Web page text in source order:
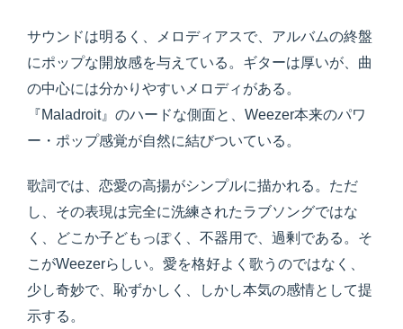
サウンドは明るく、メロディアスで、アルバムの終盤
にポップな開放感を与えている。ギターは厚いが、曲
の中心には分かりやすいメロディがある。
『Maladroit』のハードな側面と、Weezer本来のパワ
ー・ポップ感覚が自然に結びついている。
歌詞では、恋愛の高揚がシンプルに描かれる。ただ
し、その表現は完全に洗練されたラブソングではな
く、どこか子どもっぽく、不器用で、過剰である。そ
こがWeezerらしい。愛を格好よく歌うのではなく、
少し奇妙で、恥ずかしく、しかし本気の感情として提
示する。